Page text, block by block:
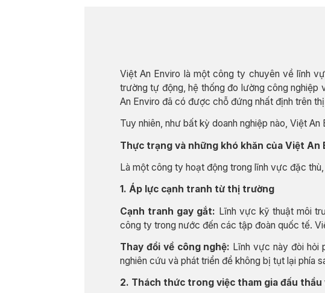
Việt An Enviro là một công ty chuyên về lĩnh
trường tự động, hệ thống đo lường công nghiệp
An Enviro đã có được chỗ đứng nhất định trên
Tuy nhiên, như bất kỳ doanh nghiệp nào, Việt
Thực trạng và những khó khăn của Việt An
Là một công ty hoạt động trong lĩnh vực đặc
1. Áp lực cạnh tranh từ thị trường
Cạnh tranh gay gắt: Lĩnh vực kỹ thuật môi
công ty trong nước đến các tập đoàn quốc tế.
Thay đổi về công nghệ: Lĩnh vực này đòi hỏi
nghiên cứu và phát triển để không bị tụt lại phía
2. Thách thức trong việc tham gia đấu thầu